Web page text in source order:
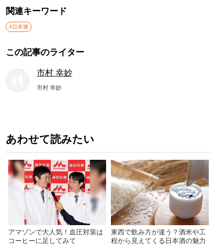
関連キーワード
#日本酒
この記事のライター
市村 幸妙
市村 幸妙
あわせて読みたい
アマゾンで大人気！血圧対策は
コーヒーに足してみて
東西で飲み方が違う？酒米や工
程から見えてくる日本酒の魅力